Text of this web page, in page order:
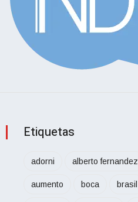
Etiquetas
adorni alberto fernandez
aumento boca brasil